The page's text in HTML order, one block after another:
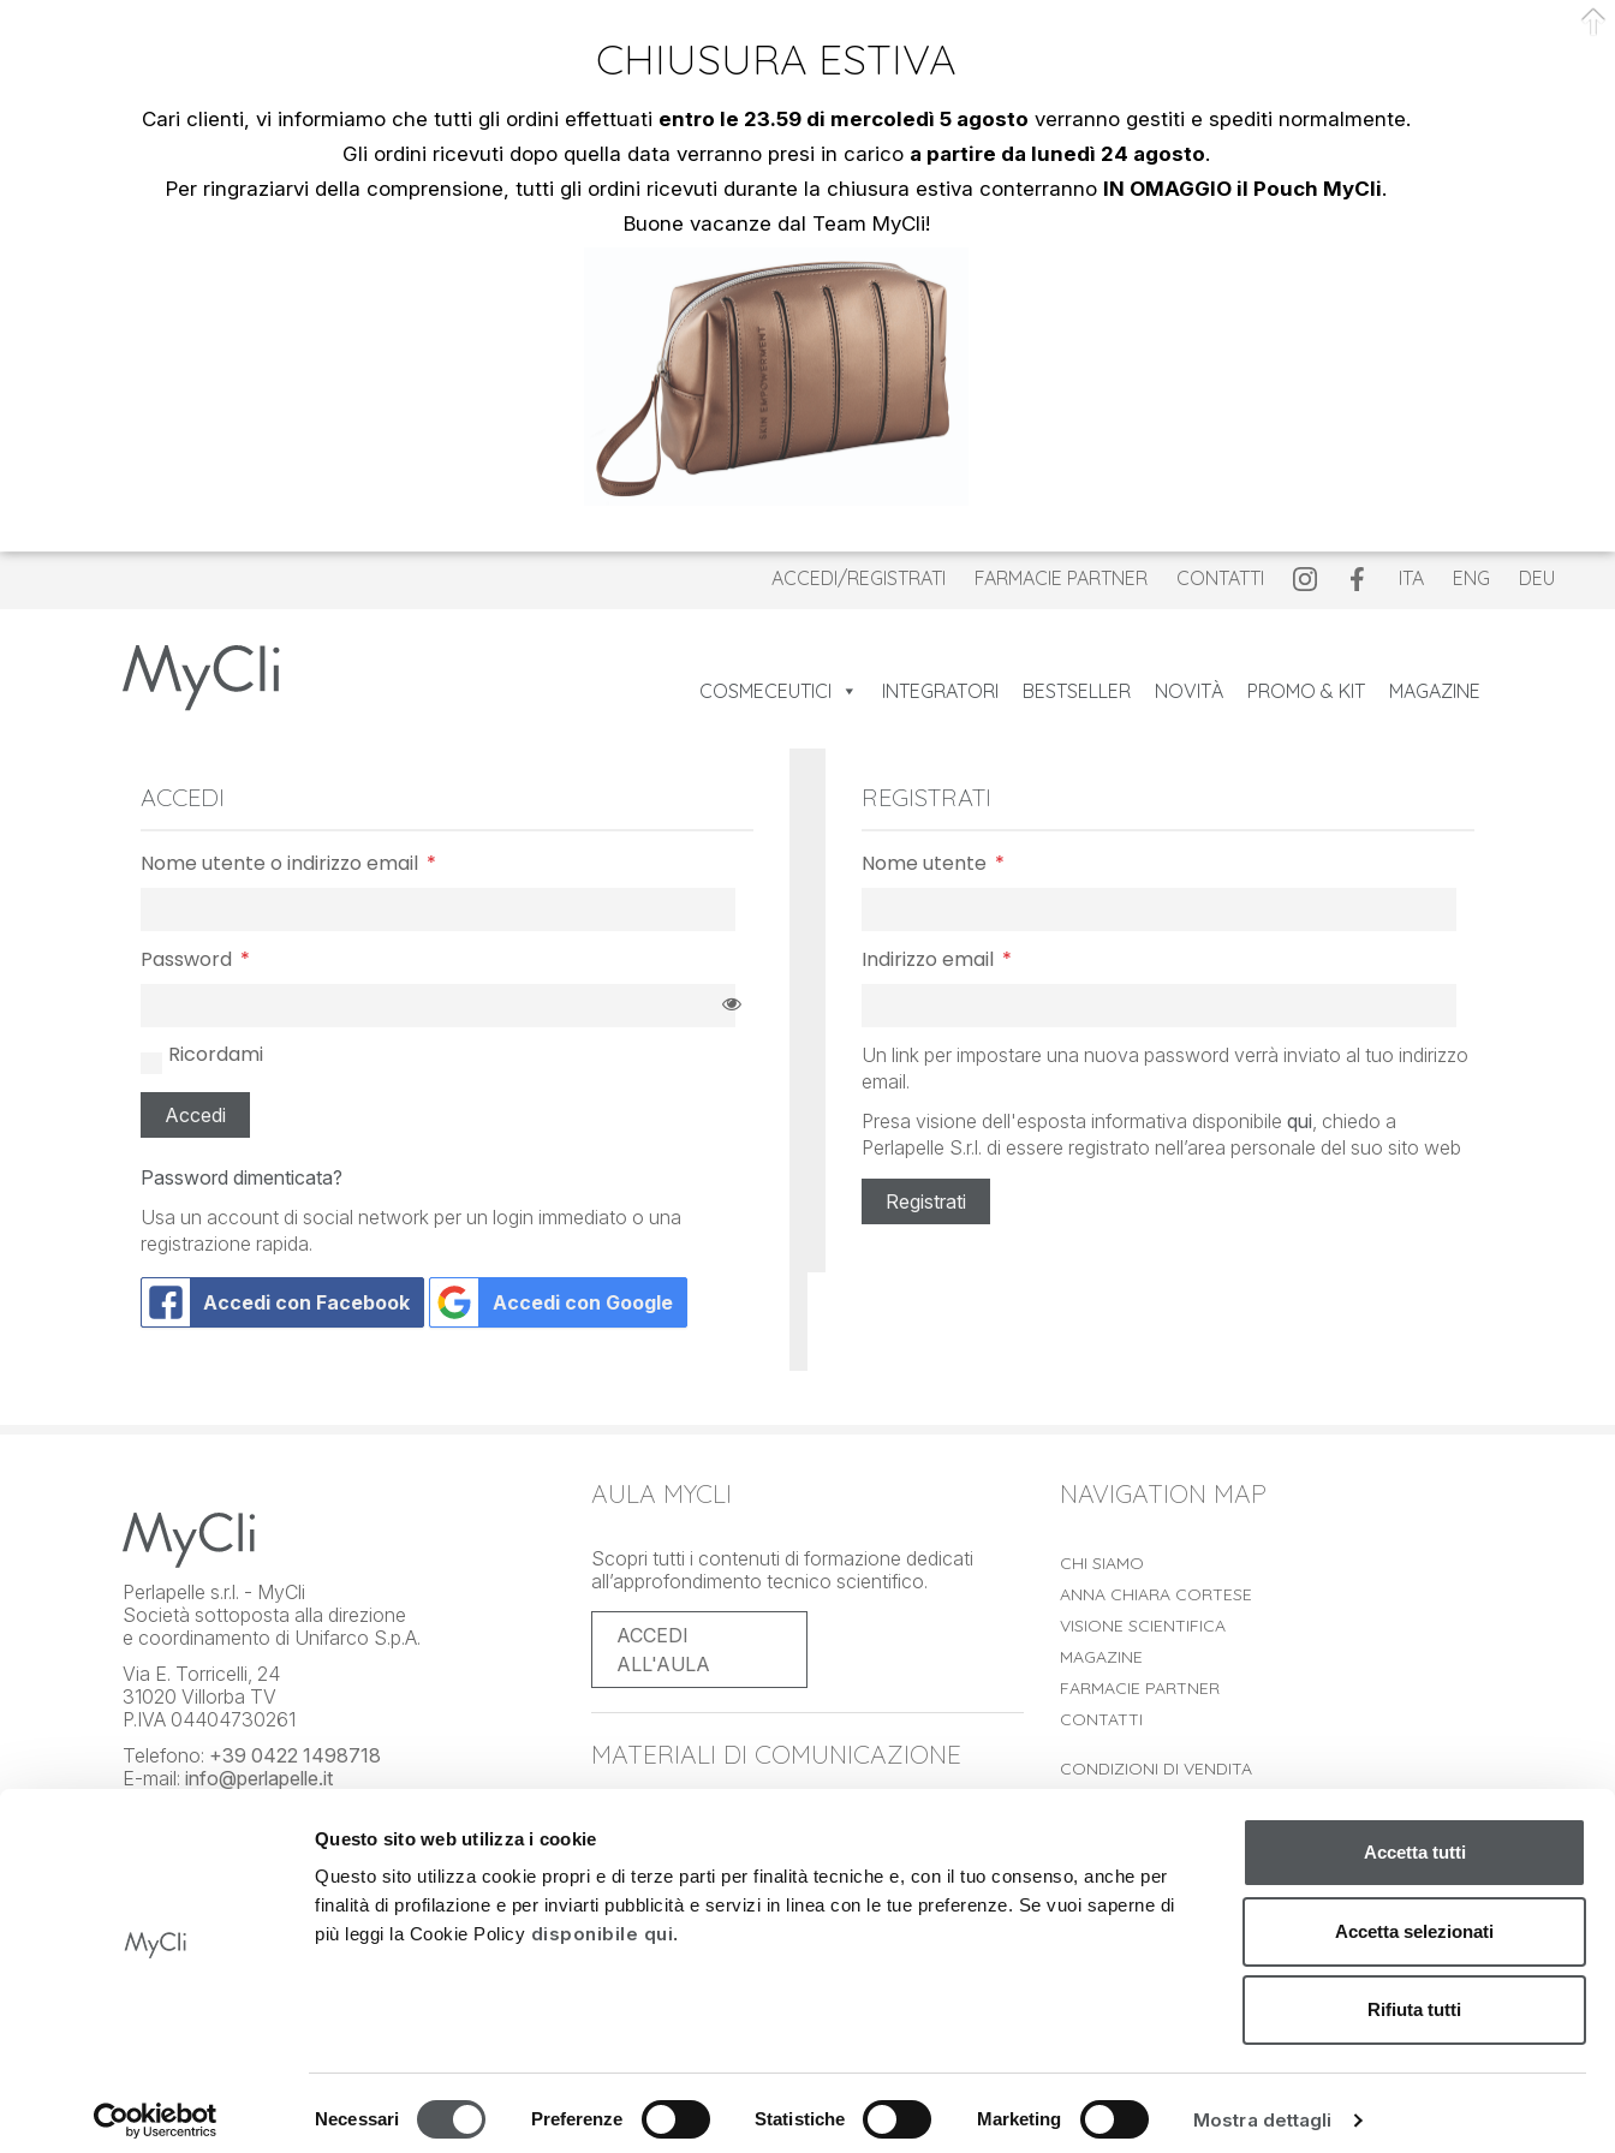
Questo sito web utilizza i cookie
Questo sito utilizza cookie propri e di terze parti per finalità tecniche e, con il tuo consenso, anche per
finalità di profilazione e per inviarti pubblicità e servizi in linea con le tue preferenze. Se vuoi saperne di
più leggi la Cookie Policy disponibile qui.
Necessari Preferenze Statistiche Marketing Mostra dettagli
Accetta tutti
Accetta selezionati
Rifiuta tutti
ACCEDI/REGISTRATI FARMACIE PARTNER CONTATTI ITA ENG DEU
COSMECEUTICI INTEGRATORI BESTSELLER NOVITÀ PROMO & KIT MAGAZINE
ACCEDI
Nome utente o indirizzo email *
Password *
Ricordami
Accedi
Password dimenticata?
Usa un account di social network per un login immediato o una
registrazione rapida.
Accedi con Facebook Accedi con Google
REGISTRATI
Nome utente *
Indirizzo email *
Un link per impostare una nuova password verrà inviato al tuo indirizzo
email.
Presa visione dell'esposta informativa disponibile qui, chiedo a
Perlapelle S.r.l. di essere registrato nell’area personale del suo sito web
Registrati
Perlapelle s.r.l. - MyCli
Società sottoposta alla direzione
e coordinamento di Unifarco S.p.A.
Via E. Torricelli, 24
31020 Villorba TV
P.IVA 04404730261
Telefono: +39 0422 1498718
E-mail: info@perlapelle.it
4,7/5
AULA MYCLI
Scopri tutti i contenuti di formazione dedicati
all’approfondimento tecnico scientifico.
ACCEDI
ALL'AULA
MATERIALI DI COMUNICAZIONE
materiali di comunicazione. Potrai scaricarli
direttamente.
MATERIALI DI
COMUNICAZIONE
NAVIGATION MAP
CHI SIAMO
ANNA CHIARA CORTESE
VISIONE SCIENTIFICA
MAGAZINE
FARMACIE PARTNER
CONTATTI
CONDIZIONI DI VENDITA
© Perlapelle s.r.l. 2021 | Privacy Policy| Cookie Policy | Created by
CHIUSURA ESTIVA
Cari clienti, vi informiamo che tutti gli ordini effettuati entro le 23.59 di mercoledì 5 agosto verranno gestiti e spediti normalmente.
Gli ordini ricevuti dopo quella data verranno presi in carico a partire da lunedì 24 agosto.
Per ringraziarvi della comprensione, tutti gli ordini ricevuti durante la chiusura estiva conterranno IN OMAGGIO il Pouch MyCli.
Buone vacanze dal Team MyCli!